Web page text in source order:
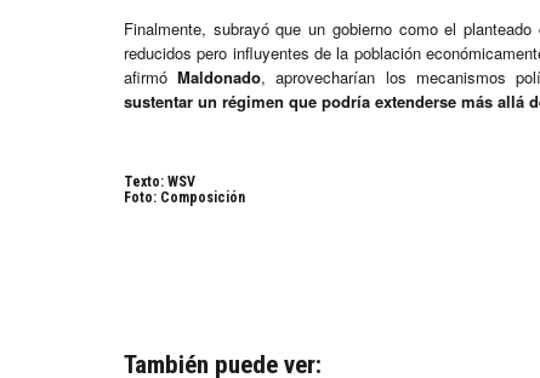
Finalmente, subrayó que un gobierno como el
reducidos pero influyentes de la población
afirmóMaldonado, aprovecharían los mecanismos
sustentar un régimen que podría extenderse más
Texto: WSV
Foto: Composición
También puede ver: